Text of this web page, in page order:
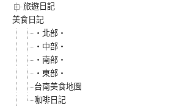
旅遊日記
美食日記
‧北部‧
‧中部‧
‧南部‧
‧東部‧
台南美食地圖
咖啡日記